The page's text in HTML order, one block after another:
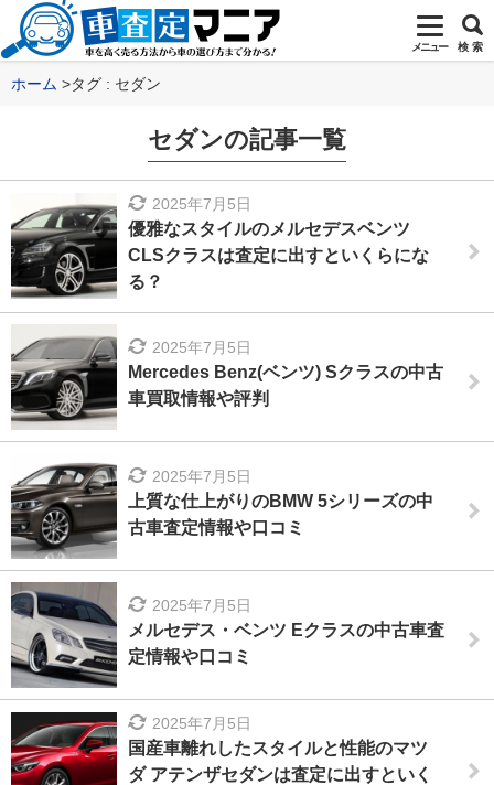
メニュー 検 索
ホーム タグ : セダン
セダンの記事一覧
2025年7月5日
優雅なスタイルのメルセデスベンツ
CLSクラスは査定に出すといくらにな
る？
2025年7月5日
Mercedes Benz(ベンツ) Sクラスの中古
車買取情報や評判
2025年7月5日
上質な仕上がりのBMW 5シリーズの中
古車査定情報や口コミ
2025年7月5日
メルセデス・ベンツ Eクラスの中古車査
定情報や口コミ
2025年7月5日
国産車離れしたスタイルと性能のマツ
ダ アテンザセダンは査定に出すといく